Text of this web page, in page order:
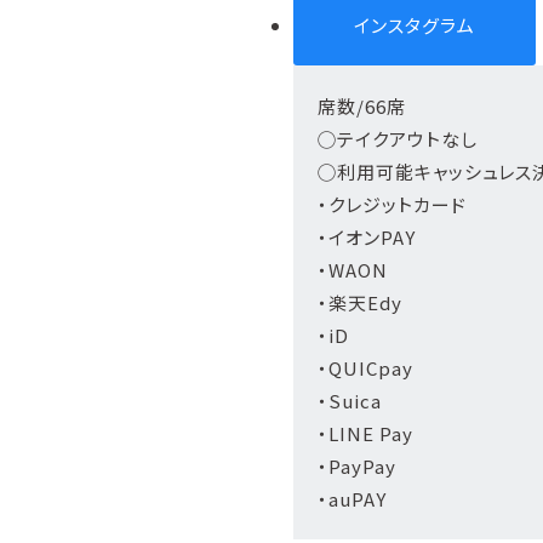
インスタグラム
席数/66席
◯テイクアウトなし
◯利用可能キャッシュレス
・クレジットカード
・イオンPAY
・WAON
・楽天Edy
・iD
・QUICpay
・Suica
・LINE Pay
・PayPay
・auPAY